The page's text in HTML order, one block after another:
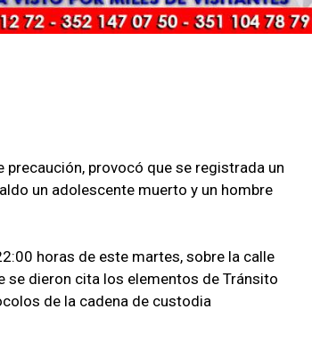
precaución, provocó que se registrada un
un adolescente muerto y un hombre
horas de este martes, sobre la calle
se dieron cita los elementos de Tránsito
de la cadena de custodia